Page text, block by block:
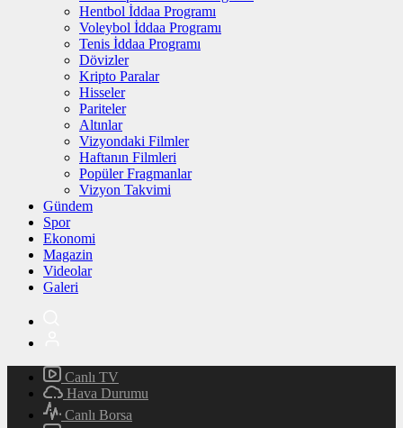
Hentbol İddaa Programı
Voleybol İddaa Programı
Tenis İddaa Programı
Dövizler
Kripto Paralar
Hisseler
Pariteler
Altınlar
Vizyondaki Filmler
Haftanın Filmleri
Popüler Fragmanlar
Vizyon Takvimi
Gündem
Spor
Ekonomi
Magazin
Videolar
Galeri
Canlı TV
Hava Durumu
Canlı Borsa